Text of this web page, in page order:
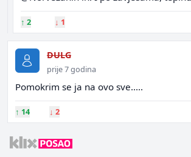
↑ 2 ↓ 1
DULG
prije 7 godina
Pomokrim se ja na ovo sve.....
↑ 14 ↓ 2